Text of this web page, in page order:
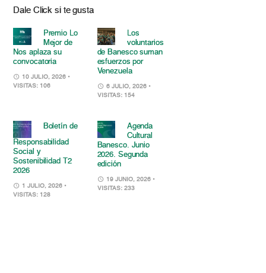
Dale Click si te gusta
Premio Lo
Mejor de
Nos aplaza su
convocatoria
10 JULIO, 2026 •
VISITAS: 106
Los
voluntarios
de Banesco suman
esfuerzos por
Venezuela
6 JULIO, 2026 •
VISITAS: 154
Boletín de
Responsabilidad
Social y
Sostenibilidad T2
2026
1 JULIO, 2026 •
VISITAS: 128
Agenda
Cultural
Banesco. Junio
2026. Segunda
edición
19 JUNIO, 2026 •
VISITAS: 233